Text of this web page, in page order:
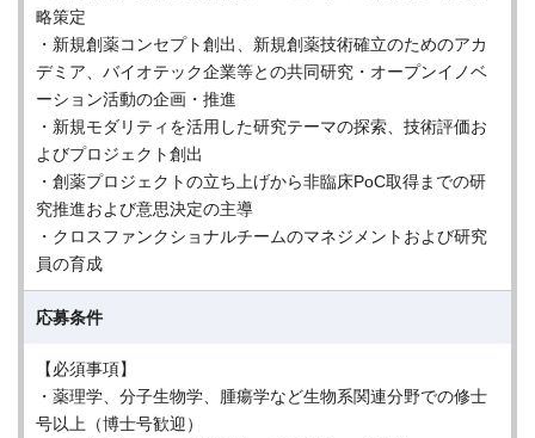
略策定
・新規創薬コンセプト創出、新規創薬技術確立のためのアカ
デミア、バイオテック企業等との共同研究・オープンイノベ
ーション活動の企画・推進
・新規モダリティを活用した研究テーマの探索、技術評価お
よびプロジェクト創出
・創薬プロジェクトの立ち上げから非臨床PoC取得までの研
究推進および意思決定の主導
・クロスファンクショナルチームのマネジメントおよび研究
員の育成
応募条件
【必須事項】
・薬理学、分子生物学、腫瘍学など生物系関連分野での修士
号以上（博士号歓迎）